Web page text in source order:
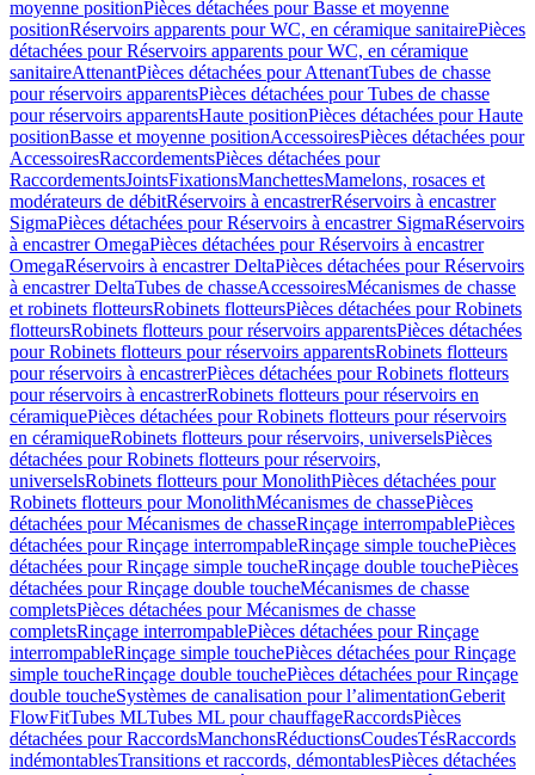
moyenne positionPièces détachées pour Basse et moyenne
positionRéservoirs apparents pour WC, en céramique sanitairePièces
détachées pour Réservoirs apparents pour WC, en céramique
sanitaireAttenantPièces détachées pour AttenantTubes de chasse
pour réservoirs apparentsPièces détachées pour Tubes de chasse
pour réservoirs apparentsHaute positionPièces détachées pour Haute
positionBasse et moyenne positionAccessoiresPièces détachées pour
AccessoiresRaccordementsPièces détachées pour
RaccordementsJointsFixationsManchettesMamelons, rosaces et
modérateurs de débitRéservoirs à encastrerRéservoirs à encastrer
SigmaPièces détachées pour Réservoirs à encastrer SigmaRéservoirs
à encastrer OmegaPièces détachées pour Réservoirs à encastrer
OmegaRéservoirs à encastrer DeltaPièces détachées pour Réservoirs
à encastrer DeltaTubes de chasseAccessoiresMécanismes de chasse
et robinets flotteursRobinets flotteursPièces détachées pour Robinets
flotteursRobinets flotteurs pour réservoirs apparentsPièces détachées
pour Robinets flotteurs pour réservoirs apparentsRobinets flotteurs
pour réservoirs à encastrerPièces détachées pour Robinets flotteurs
pour réservoirs à encastrerRobinets flotteurs pour réservoirs en
céramiquePièces détachées pour Robinets flotteurs pour réservoirs
en céramiqueRobinets flotteurs pour réservoirs, universelsPièces
détachées pour Robinets flotteurs pour réservoirs,
universelsRobinets flotteurs pour MonolithPièces détachées pour
Robinets flotteurs pour MonolithMécanismes de chassePièces
détachées pour Mécanismes de chasseRinçage interrompablePièces
détachées pour Rinçage interrompableRinçage simple touchePièces
détachées pour Rinçage simple toucheRinçage double touchePièces
détachées pour Rinçage double toucheMécanismes de chasse
completsPièces détachées pour Mécanismes de chasse
completsRinçage interrompablePièces détachées pour Rinçage
interrompableRinçage simple touchePièces détachées pour Rinçage
simple toucheRinçage double touchePièces détachées pour Rinçage
double toucheSystèmes de canalisation pour l’alimentationGeberit
FlowFitTubes MLTubes ML pour chauffageRaccordsPièces
détachées pour RaccordsManchonsRéductionsCoudesTésRaccords
indémontablesTransitions et raccords, démontablesPièces détachées